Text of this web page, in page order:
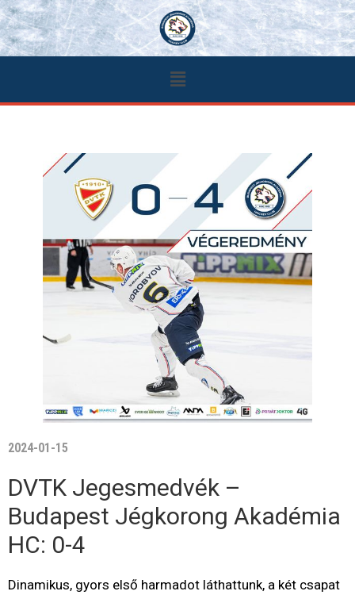
2024-01-15
DVTK Jegesmedvék –
Budapest Jégkorong Akadémia
HC: 0-4
Dinamikus, gyors első harmadot láthattunk, a két csapat